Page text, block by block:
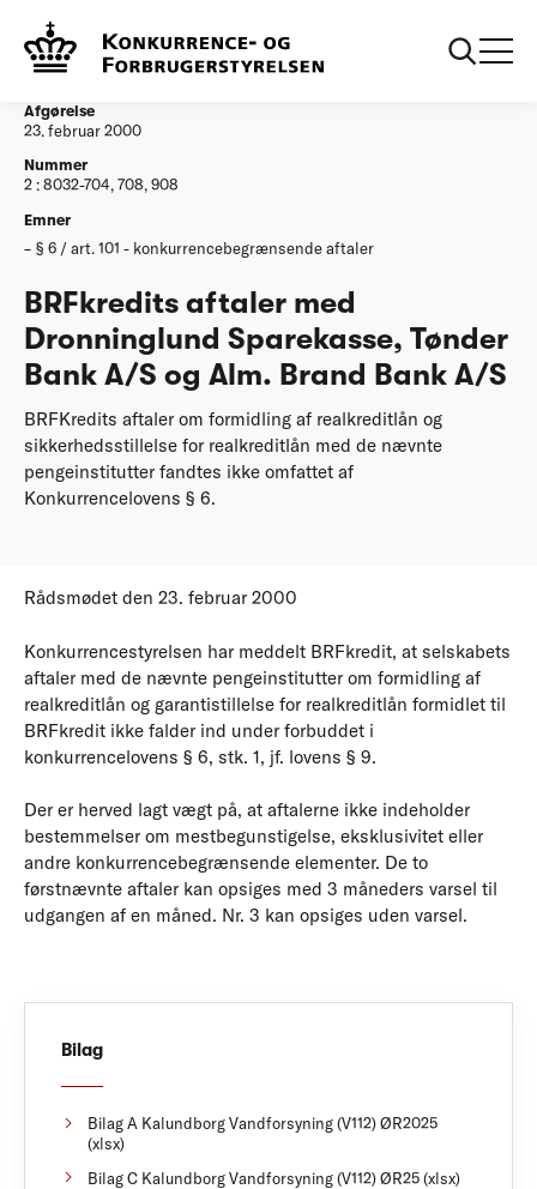
Afgørelser
Toender Bank AS og Alm Brand Bank AS
Afgørelse
23. februar 2000
Nummer
2 : 8032-704, 708, 908
Emner
§ 6 / art. 101 - konkurrencebegrænsende aftaler
BRFkredits aftaler med
Dronninglund Sparekasse, Tønder
Bank A/S og Alm. Brand Bank A/S
BRFKredits aftaler om formidling af realkreditlån og
sikkerhedsstillelse for realkreditlån med de nævnte
pengeinstitutter fandtes ikke omfattet af
Konkurrencelovens § 6.
Rådsmødet den 23. februar 2000
Konkurrencestyrelsen har meddelt BRFkredit, at selskabets
aftaler med de nævnte pengeinstitutter om formidling af
realkreditlån og garantistillelse for realkreditlån formidlet til
BRFkredit ikke falder ind under forbuddet i
konkurrencelovens § 6, stk. 1, jf. lovens § 9.
Der er herved lagt vægt på, at aftalerne ikke indeholder
bestemmelser om mestbegunstigelse, eksklusivitet eller
andre konkurrencebegrænsende elementer. De to
førstnævnte aftaler kan opsiges med 3 måneders varsel til
udgangen af en måned. Nr. 3 kan opsiges uden varsel.
Bilag
Bilag A Kalundborg Vandforsyning (V112) ØR2025
(xlsx)
Bilag C Kalundborg Vandforsyning (V112) ØR25 (xlsx)